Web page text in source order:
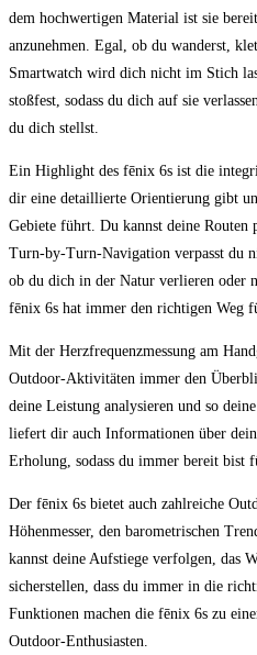
dem hochwertigen Material ist sie
anzunehmen. Egal, ob du wanderst,
Smartwatch wird dich nicht‍ im Stich
stoßfest, sodass du ⁢dich​ auf‌ sie
du ‍dich ‌stellst.
Ein Highlight des fēnix 6s⁢ ist die
dir eine⁣ detaillierte Orientierung gibt
Gebiete führt. Du kannst deine⁢ Routen
⁢Turn-by-Turn-Navigation⁣ verpasst du
ob du‌ dich in‌ der Natur ⁤verlieren oder
‍fēnix 6s hat⁢ immer den⁣ richtigen Weg
Mit‍ der Herzfrequenzmessung am⁣
Outdoor-Aktivitäten immer den
deine Leistung analysieren ‍und‌ so
liefert dir auch Informationen​ über⁢
Erholung, sodass‍ du immer⁣ bereit bist
Der ‌fēnix 6s bietet auch zahlreiche
Höhenmesser, den barometrischen
kannst‌ deine Aufstiege verfolgen, ​das
⁣sicherstellen, dass du immer in die​
Funktionen machen die fēnix 6s zu⁤
Outdoor-Enthusiasten.